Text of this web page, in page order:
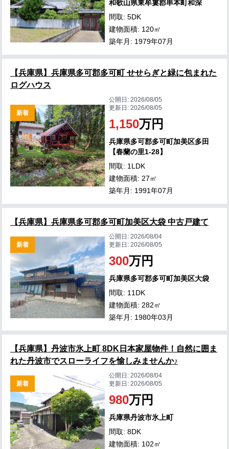
和歌山県東牟婁郡串本町和深
間取: 5DK
建物面積: 120㎡
築年月: 1979年07月
【兵庫県】兵庫県多可郡多可町 せせらぎと緑に包まれた
ログハウス
新着
公開日:2026/08/05
更新日:2026/08/05
1,150万円
兵庫県多可郡多可町加美区多田
【春蘭の里1-28】
間取: 1LDK
建物面積: 27㎡
築年月: 1991年07月
【兵庫県】兵庫県多可郡多可町加美区大袋 中古戸建て
新着
公開日:2026/08/04
更新日:2026/08/05
300万円
兵庫県多可郡多可町加美区大袋
間取: 11DK
建物面積: 282㎡
築年月: 1980年03月
【兵庫県】丹波市氷上町 8DK日本家屋物件！自然に囲ま
れた丹波市でスローライフを愉しみませんか♪
新着
公開日:2026/08/04
更新日:2026/08/05
980万円
兵庫県丹波市氷上町
間取: 8DK
建物面積: 102㎡